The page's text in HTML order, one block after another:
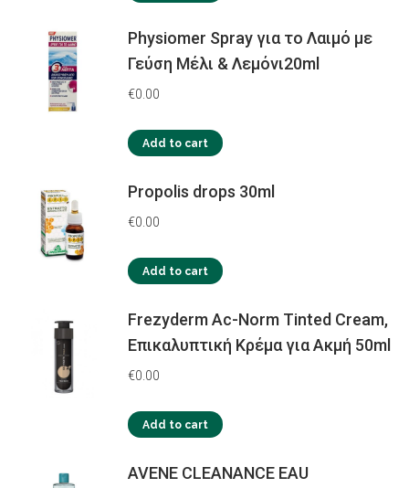
Physiomer Spray για το Λαιμό με
Γεύση Μέλι & Λεμόνι20ml
€0.00
Add to cart
Propolis drops 30ml
€0.00
Add to cart
Frezyderm Ac-Norm Tinted Cream,
Επικαλυπτική Κρέμα για Ακμή 50ml
€0.00
Add to cart
AVENE CLEANANCE EAU